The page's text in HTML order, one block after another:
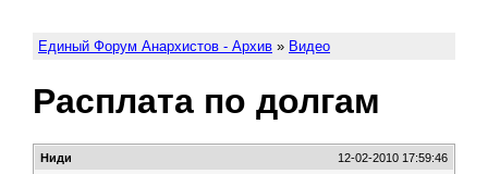
Единый Форум Анархистов - Архив » Видео
Расплата по долгам
Ниди 12-02-2010 17:59:46